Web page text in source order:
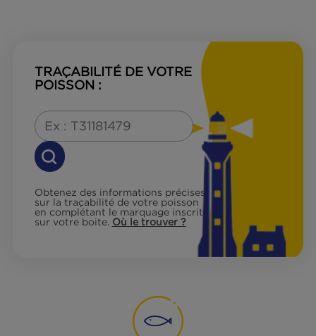
TRAÇABILITÉ DE VOTRE
Valeurs nutritionnelles
Informations QCE